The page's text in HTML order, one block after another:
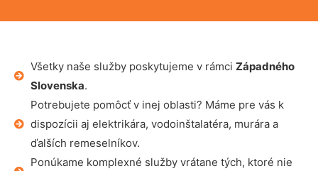
Všetky naše služby poskytujeme v rámci Západného
Slovenska.
Potrebujete pomôcť v inej oblasti? Máme pre vás k
dispozícii aj elektrikára, vodoinštalatéra, murára a
ďalších remeselníkov.
Ponúkame komplexné služby vrátane tých, ktoré nie